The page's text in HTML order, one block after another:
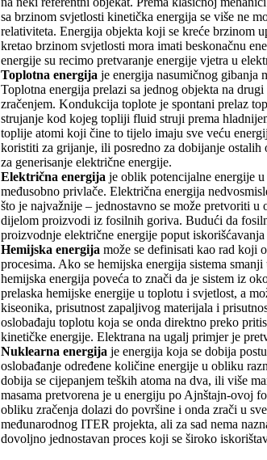
sa brzinom svjetlosti kinetička energija se više ne
relativiteta. Energija objekta koji se kreće brzinom
kretao brzinom svjetlosti mora imati beskonačnu
energije su recimo pretvaranje energije vjetra u
Toplotna energija je energija nasumičnog gibanja
Toplotna energija prelazi sa jednog objekta na
zračenjem. Kondukcija toplote je spontani prelaz
strujanje kod kojeg topliji fluid struji prema
toplije atomi koji čine to tijelo imaju sve veću
koristiti za grijanje, ili posredno za dobijanje ostalih
za generisanje električne energije.
Električna energija je oblik potencijalne energije
međusobno privlače. Električna energija
što je najvažnije – jednostavno se može pretvoriti
dijelom proizvodi iz fosilnih goriva. Budući da
proizvodnje električne energije poput
Hemijska energija može se definisati kao rad koji
procesima. Ako se hemijska energija sistema
hemijska energija poveća to znači da je sistem iz
prelaska hemijske energije u toplotu i svjetlost, a
kiseonika, prisutnost zapaljivog materijala i
oslobađaju toplotu koja se onda direktno preko
kinetičke energije. Elektrana na ugalj primjer je
Nuklearna energija je energija koja se dobija
oslobađanje određene količine energije u obliku
dobija se cijepanjem teških atoma na dva, ili više
masama pretvorena je u energiju po Ajnštajn-ovoj
obliku zračenja dolazi do površine i onda zrači u
međunarodnog ITER projekta, ali za sad nema
dovoljno jednostavan proces koji se široko